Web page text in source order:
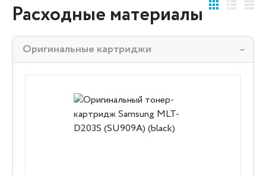
Расходные материалы
Оригинальные картриджи